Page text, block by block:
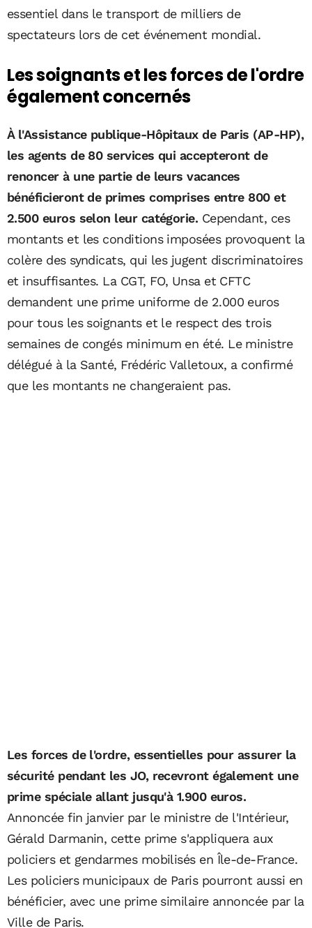
essentiel dans le transport de milliers de
spectateurs lors de cet événement mondial.
Les soignants et les forces de l'ordre
également concernés
À l'Assistance publique-Hôpitaux de Paris (AP-HP),
les agents de 80 services qui accepteront de
renoncer à une partie de leurs vacances
bénéficieront de primes comprises entre 800 et
2.500 euros selon leur catégorie. Cependant, ces
montants et les conditions imposées provoquent la
colère des syndicats, qui les jugent discriminatoires
et insuffisantes. La CGT, FO, Unsa et CFTC
demandent une prime uniforme de 2.000 euros
pour tous les soignants et le respect des trois
semaines de congés minimum en été. Le ministre
délégué à la Santé, Frédéric Valletoux, a confirmé
que les montants ne changeraient pas.
Les forces de l'ordre, essentielles pour assurer la
sécurité pendant les JO, recevront également une
prime spéciale allant jusqu'à 1.900 euros.
Annoncée fin janvier par le ministre de l'Intérieur,
Gérald Darmanin, cette prime s'appliquera aux
policiers et gendarmes mobilisés en Île-de-France.
Les policiers municipaux de Paris pourront aussi en
bénéficier, avec une prime similaire annoncée par la
Ville de Paris.